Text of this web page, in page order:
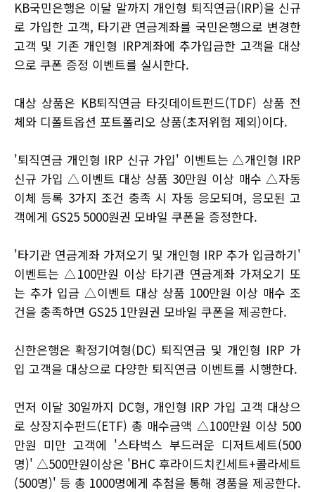
KB국민은행은 이달 말까지 개인형 퇴직연금(IRP)을 신규
로 가입한 고객, 타기관 연금계좌를 국민은행으로 변경한
고객 및 기존 개인형 IRP계좌에 추가입금한 고객을 대상
으로 쿠폰 증정 이벤트를 실시한다.
대상 상품은 KB퇴직연금 타깃데이트펀드(TDF) 상품 전
체와 디폴트옵션 포트폴리오 상품(초저위험 제외)이다.
'퇴직연금 개인형 IRP 신규 가입' 이벤트는 △개인형 IRP
신규 가입 △이벤트 대상 상품 30만원 이상 매수 △자동
이체 등록 3가지 조건 충족 시 자동 응모되며, 응모된 고
객에게 GS25 5000원권 모바일 쿠폰을 증정한다.
'타기관 연금계좌 가져오기 및 개인형 IRP 추가 입금하기'
이벤트는 △100만원 이상 타기관 연금계좌 가져오기 또
는 추가 입금 △이벤트 대상 상품 100만원 이상 매수 조
건을 충족하면 GS25 1만원권 모바일 쿠폰을 제공한다.
신한은행은 확정기여형(DC) 퇴직연금 및 개인형 IRP 가
입 고객을 대상으로 다양한 퇴직연금 이벤트를 시행한다.
먼저 이달 30일까지 DC형, 개인형 IRP 가입 고객 대상으
로 상장지수펀드(ETF) 총 매수금액 △100만원 이상 500
만원 미만 고객에 '스타벅스 부드러운 디저트세트(500
명)' △500만원이상은 'BHC 후라이드치킨세트+콜라세트
(500명)' 등 총 1000명에게 추첨을 통해 경품을 제공한다.